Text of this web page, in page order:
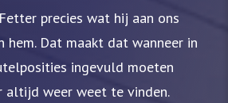
precies wat hij aan ons
Dat maakt dat wanneer in
ingevuld moeten
altijd weer weet te vinden.